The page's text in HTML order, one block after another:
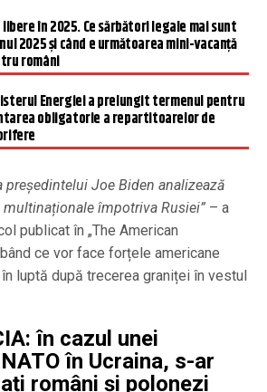
în 2025. Ce sărbători legale mai sunt
2025 și când e următoarea mini-vacanță
români
Energiei a prelungit termenul pentru
obligatorie a repartitoarelor de
președintelui Joe Biden analizează
împotriva Rusiei” – a
publicat în „The American
ce vor face forțele americane
luptă după trecerea graniței în vestul
în cazul unei
în Ucraina, s-ar
români și polonezi